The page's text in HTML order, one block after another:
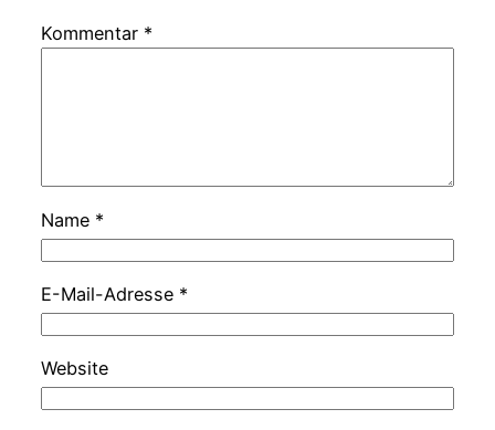
Kommentar *
Name *
E-Mail-Adresse *
Website